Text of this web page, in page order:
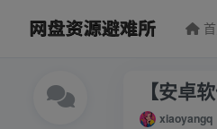
【安卓
xiaoyangq